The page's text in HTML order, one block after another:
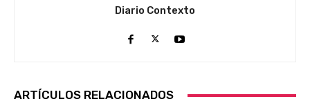
Diario Contexto
ARTÍCULOS RELACIONADOS